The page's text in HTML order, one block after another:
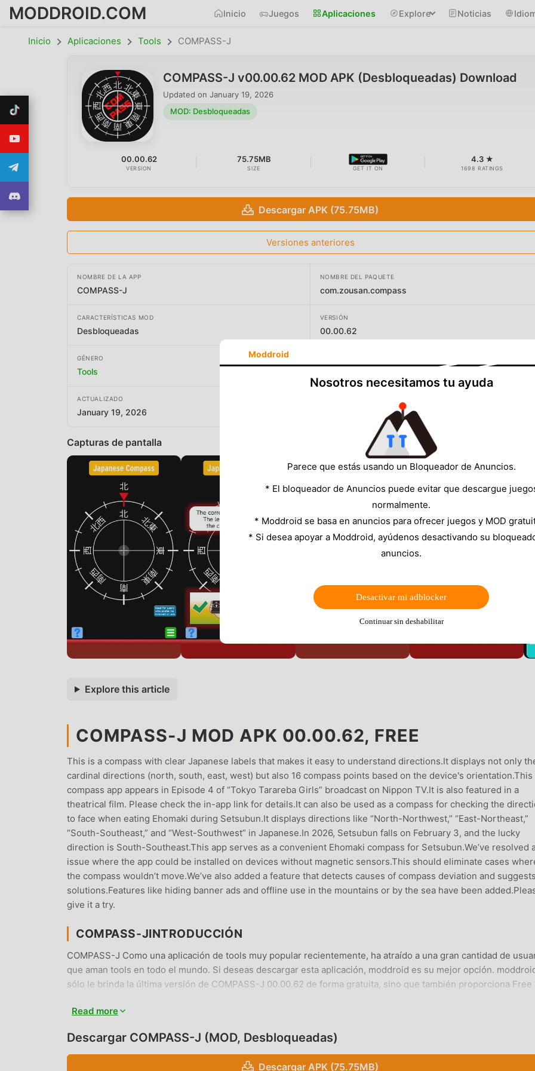
MODDROID.COM Inicio Juegos Aplicaciones Explore Noticias
Inicio Aplicaciones Tools COMPASS-J
COMPASS-J v00.00.62 MOD APK (Desbloqueadas) Download
Updated on January 19, 2026
MOD: Desbloqueadas
00.00.62
VERSION
75.75MB
SIZE GET IT ON
4.3 ★
1698 RATINGS
Descargar APK (75.75MB)
Versiones anteriores
NOMBRE DE LA APP
COMPASS-J
NOMBRE DEL PAQUETE
com.zousan.compass
CARACTERÍSTICAS MOD
Desbloqueadas
VERSIÓN
00.00.62
GÉNERO
Tools
ACTUALIZADO
January 19, 2026
Capturas de pantalla
Explore this article
COMPASS-J MOD APK 00.00.62, FREE
This is a compass with clear Japanese labels that makes it easy to understand directions.It displays not only
cardinal directions (north, south, east, west) but also 16 compass points based on the device's orientation.This
compass app appears in Episode 4 of “Tokyo Tarareba Girls” broadcast on Nippon TV.It is also featured in a
theatrical film. Please check the in-app link for details.It can also be used as a compass for checking the
to face when eating Ehomaki during Setsubun.It displays directions like “North-Northwest,” “East-Northeast,”
“South-Southeast,” and “West-Southwest” in Japanese.In 2026, Setsubun falls on February 3, and the lucky
direction is South-Southeast.This app serves as a convenient Ehomaki compass for Setsubun.We’ve resolved
issue where the app could be installed on devices without magnetic sensors.This should eliminate cases
the compass wouldn’t move.We’ve also added a feature that detects causes of compass deviation and suggests
solutions.Features like hiding banner ads and offline use in the mountains or by the sea have been
give it a try.
COMPASS-JINTRODUCCIÓN
COMPASS-J Como una aplicación de tools muy popular recientemente, ha atraído a una gran cantidad de
que aman tools en todo el mundo. Si deseas descargar esta aplicación, moddroid es su mejor opción.
sólo le brinda la última versión de COMPASS-J 00.00.62 de forma gratuita, sino que también proporciona Free
moddroid promete que todas las modificaciones de COMPASS-J no cobrarán a los usuarios ninguna tarifa y son
descargar e instalar COMPASS-J 00.00.62 con un solo clic. ¡Qué estás esperando, descarga moddroid ahora!
Read more
Descargar COMPASS-J (MOD, Desbloqueadas)
Descargar APK (75.75MB)
Moddroid
Nosotros necesitamos tu ayuda
Parece que estás usando un Bloqueador de Anuncios.
* El bloqueador de Anuncios puede evitar que descargue
normalmente.
* Moddroid se basa en anuncios para ofrecer juegos y MOD
* Si desea apoyar a Moddroid, ayúdenos desactivando su
anuncios.
Desactivar mi adblocker
Continuar sin deshabilitar